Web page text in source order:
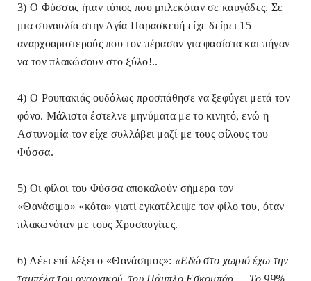
3) Ο Φύσσας ήταν τύπος που μπλεκόταν σε καυγάδες. Σε
μια συναυλία στην Αγία Παρασκευή είχε δείρει 15
αναρχοαριστερούς που τον πέρασαν για φασίστα και πήγαν
να τον πλακώσουν στο ξύλο!..
4) Ο Ρουπακιάς ουδόλως προσπάθησε να ξεφύγει μετά τον
φόνο. Μάλιστα έστελνε μηνύματα με το κινητό, ενώ η
Αστυνομία τον είχε συλλάβει μαζί με τους φίλους του
Φύσσα.
5) Οι φίλοι του Φύσσα αποκαλούν σήμερα τον
«Θανάσιμο» «κότα» γιατί εγκατέλειψε τον φίλο του, όταν
πλακωνόταν με τους Χρυσαυγίτες.
6) Λέει επί λέξει ο «Θανάσιμος»: «Εδώ στο χωριό έχω την
ταμπέλα του αναρχικού, του Πάμπλο Εσκομπάρ. …Το 99%